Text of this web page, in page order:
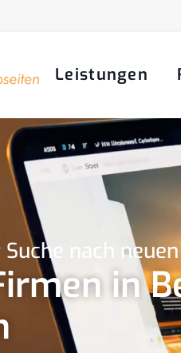
Leistungen
nach
in